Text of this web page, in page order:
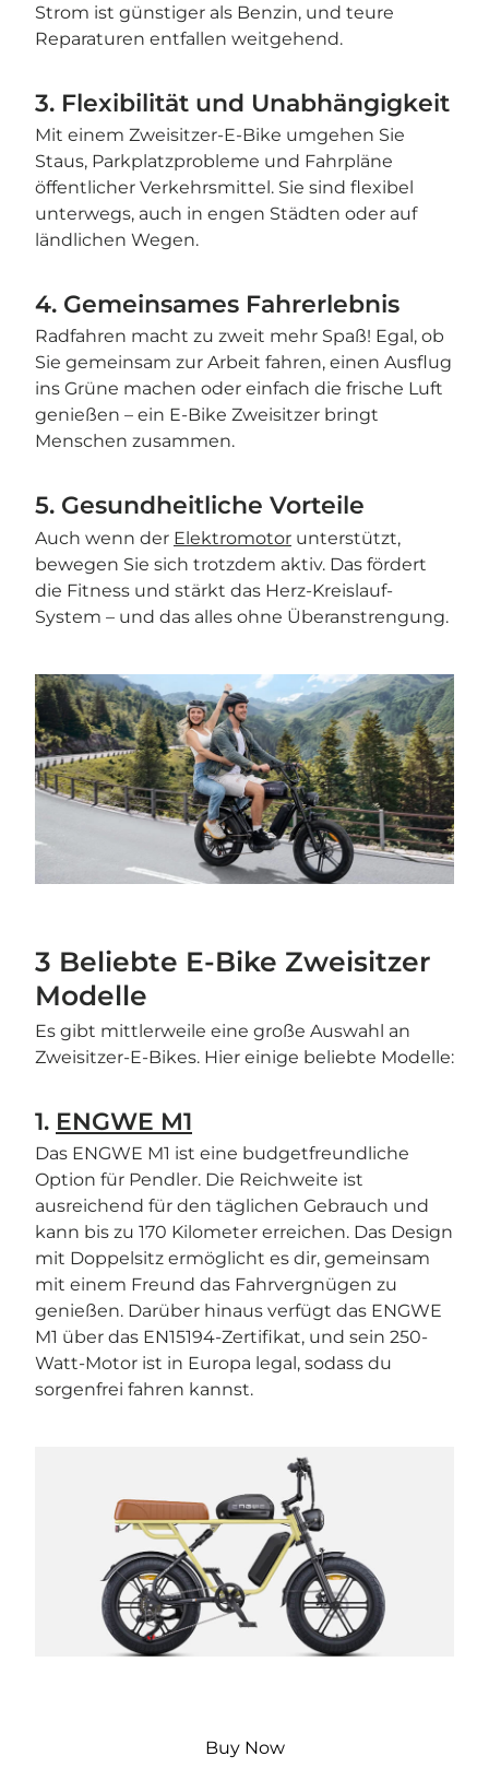
Strom ist günstiger als Benzin, und teure
Reparaturen entfallen weitgehend.
3. Flexibilität und Unabhängigkeit
Mit einem Zweisitzer-E-Bike umgehen Sie
Staus, Parkplatzprobleme und Fahrpläne
öffentlicher Verkehrsmittel. Sie sind flexibel
unterwegs, auch in engen Städten oder auf
ländlichen Wegen.
4. Gemeinsames Fahrerlebnis
Radfahren macht zu zweit mehr Spaß! Egal, ob
Sie gemeinsam zur Arbeit fahren, einen Ausflug
ins Grüne machen oder einfach die frische Luft
genießen – ein E-Bike Zweisitzer bringt
Menschen zusammen.
5. Gesundheitliche Vorteile
Auch wenn der Elektromotor unterstützt,
bewegen Sie sich trotzdem aktiv. Das fördert
die Fitness und stärkt das Herz-Kreislauf-
System – und das alles ohne Überanstrengung.
3 Beliebte E-Bike Zweisitzer
Modelle
Es gibt mittlerweile eine große Auswahl an
Zweisitzer-E-Bikes. Hier einige beliebte Modelle:
1. ENGWE M1
Das ENGWE M1 ist eine budgetfreundliche
Option für Pendler. Die Reichweite ist
ausreichend für den täglichen Gebrauch und
kann bis zu 170 Kilometer erreichen. Das Design
mit Doppelsitz ermöglicht es dir, gemeinsam
mit einem Freund das Fahrvergnügen zu
genießen. Darüber hinaus verfügt das ENGWE
M1 über das EN15194-Zertifikat, und sein 250-
Watt-Motor ist in Europa legal, sodass du
sorgenfrei fahren kannst.
Buy Now